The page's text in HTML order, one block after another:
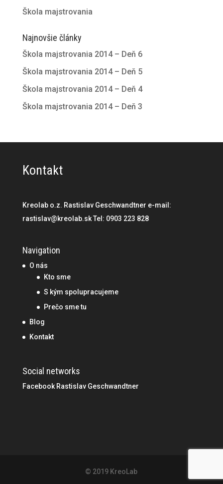
Škola majstrovania
Najnovšie články
Škola majstrovania 2014 – Deň 6
Škola majstrovania 2014 – Deň 5
Škola majstrovania 2014 – Deň 4
Škola majstrovania 2014 – Deň 3
Kontakt
Kreolab o.z. Rastislav Geschwandtner e-mail:
rastislav@kreolab.sk Tel: 0903 223 828
Navigation
O nás
Kto sme
S kým spolupracujeme
Prečo sme tu
Blog
Kontakt
Social networks
Facebook Rastislav Geschwandtner
© 2019 KreoLab